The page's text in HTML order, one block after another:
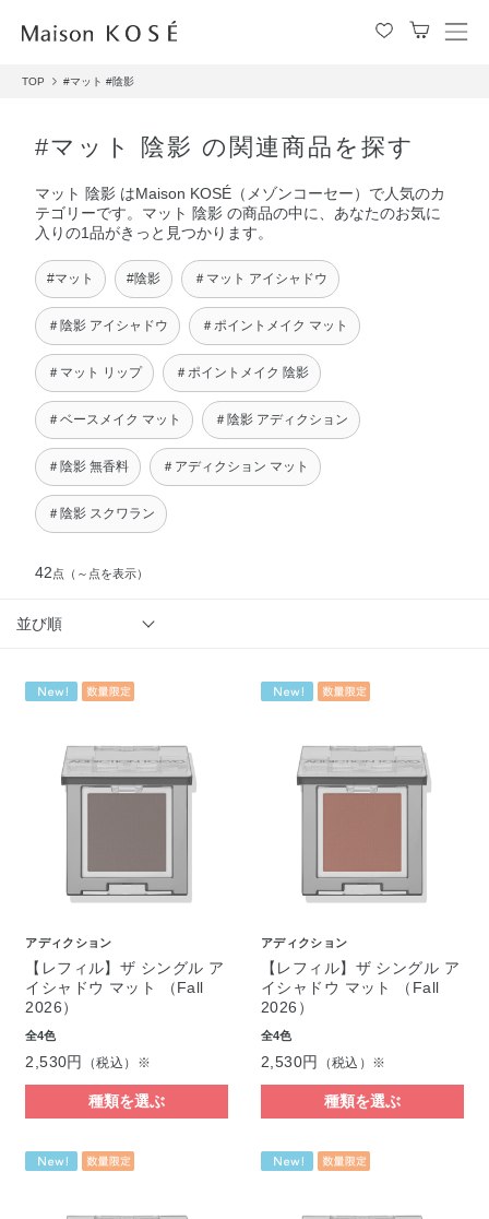
メ
TOP #マット #陰影
#マット 陰影 の関連商品を探す
マット 陰影 はMaison KOSÉ（メゾンコーセー）で人気のカ
テゴリーです。マット 陰影 の商品の中に、あなたのお気に
入りの1品がきっと見つかります。
#マット #陰影 ＃マット アイシャドウ
＃陰影 アイシャドウ ＃ポイントメイク マット
＃マット リップ ＃ポイントメイク 陰影
＃ベースメイク マット ＃陰影 アディクション
＃陰影 無香料 ＃アディクション マット
＃陰影 スクワラン
42点 （～点を表示）
並び順
アディクション
【レフィル】ザ シングル ア
イシャドウ マット （Fall
2026）
全4色
2,530円 （税込）※
種類を選ぶ
アディクション
【レフィル】ザ シングル ア
イシャドウ マット （Fall
2026）
全4色
2,530円 （税込）※
種類を選ぶ